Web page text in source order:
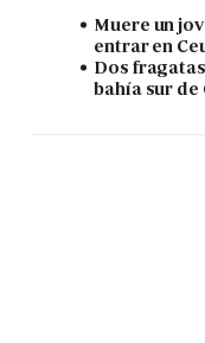
Muere un
entrar en
Dos
bahía sur de